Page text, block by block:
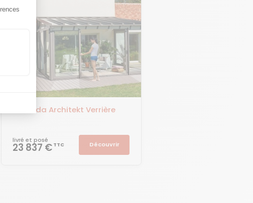
Véranda Architekt Verrière
livré et posé
23 837 €TTC Découvrir